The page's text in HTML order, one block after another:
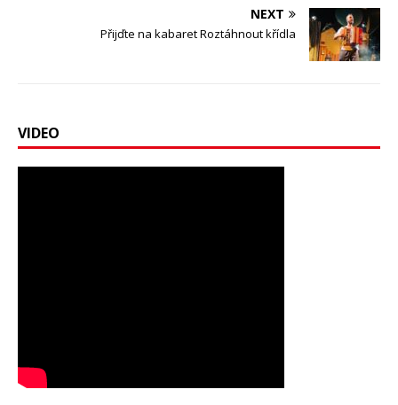
NEXT
Přijďte na kabaret Roztáhnout křídla
VIDEO